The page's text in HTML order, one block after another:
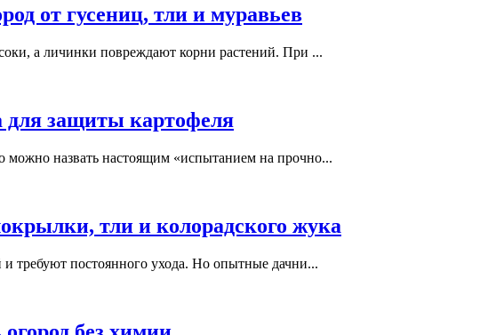
от гусениц, тли и муравьев
а личинки повреждают корни растений. При ...
для защиты картофеля
назвать настоящим «испытанием на прочно...
тли и колорадского жука
требуют постоянного ухода. Но опытные дачни...